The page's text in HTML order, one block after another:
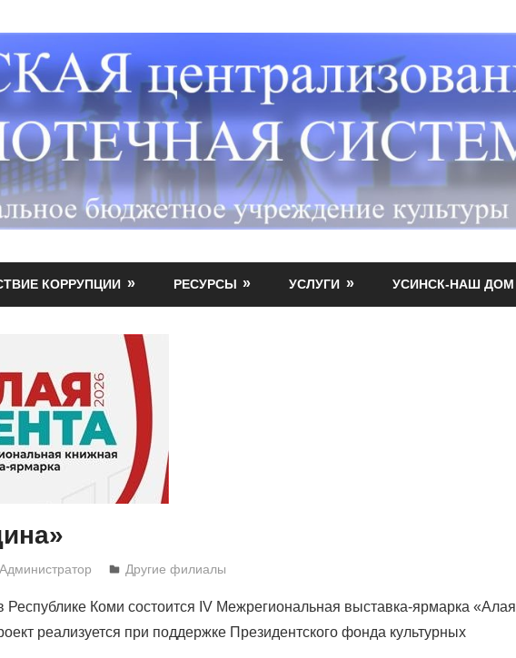
КОРРУПЦИИ РЕСУРСЫ УСЛУГИ УСИНСК-НАШ ДОМ
Администратор Другие филиалы
Коми состоится IV Межрегиональная выставка-ярмарка «Алая
реализуется при поддержке Президентского фонда культурных